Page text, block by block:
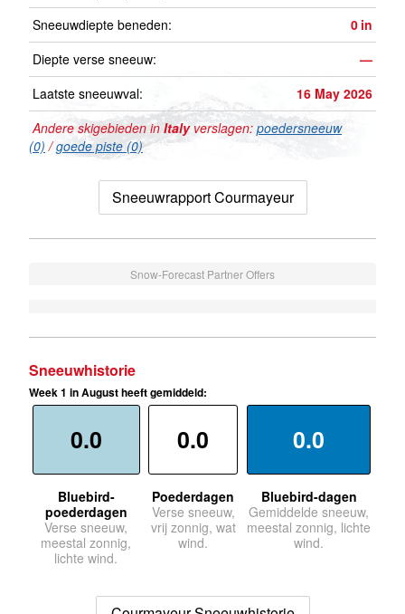
Sneeuwdiepte beneden:
0 in
Diepte verse sneeuw:
—
Laatste sneeuwval:
16 May 2026
Andere skigebieden in Italyverslagen: poedersneeuw
(0) /goede piste (0)
Sneeuwrapport Courmayeur
Snow-Forecast Partner Offers
Sneeuwhistorie
Week 1 in August heeft gemiddeld:
0.0
Bluebird-
poederdagen
Verse sneeuw,
meestal zonnig,
lichte wind.
0.0
Poederdagen
Verse sneeuw,
vrij zonnig, wat
wind.
0.0
Bluebird-dagen
Gemiddelde sneeuw,
meestal zonnig, lichte
wind.